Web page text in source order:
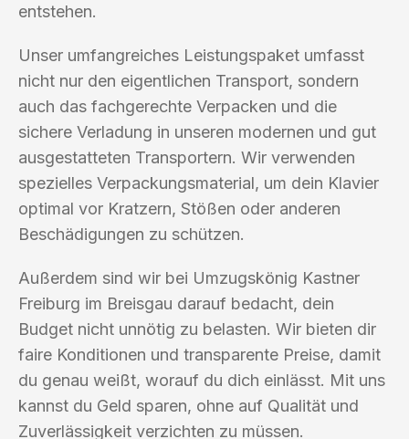
entstehen.
Unser umfangreiches Leistungspaket umfasst
nicht nur den eigentlichen Transport, sondern
auch das fachgerechte Verpacken und die
sichere Verladung in unseren modernen und gut
ausgestatteten Transportern. Wir verwenden
spezielles Verpackungsmaterial, um dein Klavier
optimal vor Kratzern, Stößen oder anderen
Beschädigungen zu schützen.
Außerdem sind wir bei Umzugskönig Kastner
Freiburg im Breisgau darauf bedacht, dein
Budget nicht unnötig zu belasten. Wir bieten dir
faire Konditionen und transparente Preise, damit
du genau weißt, worauf du dich einlässt. Mit uns
kannst du Geld sparen, ohne auf Qualität und
Zuverlässigkeit verzichten zu müssen.